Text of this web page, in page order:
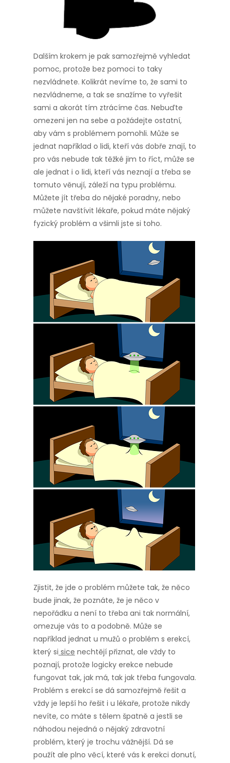
Dalším krokem je pak samozřejmě vyhledat
pomoc, protože bez pomoci to taky
nezvládnete. Kolikrát nevíme to, že sami to
nezvládneme, a tak se snažíme to vyřešit
sami a akorát tím ztrácíme čas. Nebuďte
omezeni jen na sebe a požádejte ostatní,
aby vám s problémem pomohli. Může se
jednat například o lidi, kteří vás dobře znají, to
pro vás nebude tak těžké jim to říct, může se
ale jednat i o lidi, kteří vás neznají a třeba se
tomuto věnují, záleží na typu problému.
Můžete jít třeba do nějaké poradny, nebo
můžete navštívit lékaře, pokud máte nějaký
fyzický problém a všimli jste si toho.
Zjistit, že jde o problém můžete tak, že něco
bude jinak, že poznáte, že je něco v
nepořádku a není to třeba ani tak normální,
omezuje vás to a podobně. Může se
například jednat u mužů o problém s erekcí,
který si sice nechtějí přiznat, ale vždy to
poznají, protože logicky erekce nebude
fungovat tak, jak má, tak jak třeba fungovala.
Problém s erekcí se dá samozřejmě řešit a
vždy je lepší ho řešit i u lékaře, protože nikdy
nevíte, co máte s tělem špatně a jestli se
náhodou nejedná o nějaký zdravotní
problém, který je trochu vážnější. Dá se
použít ale plno věcí, které vás k erekci donutí,